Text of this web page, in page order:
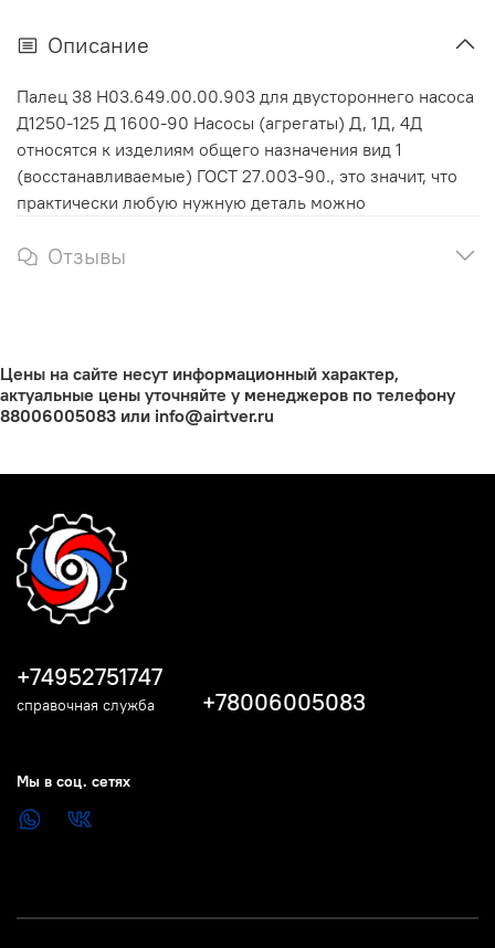
Описание
Палец 38 Н03.649.00.00.903 для двустороннего насоса
Д1250-125 Д 1600-90 Насосы (агрегаты) Д, 1Д, 4Д
относятся к изделиям общего назначения вид 1
(восстанавливаемые) ГОСТ 27.003-90., это значит, что
практически любую нужную деталь можно
Отзывы
Цены на сайте несут информационный характер,
актуальные цены уточняйте у менеджеров по телефону
88006005083 или info@airtver.ru
+74952751747
справочная служба +78006005083
Мы в соц. сетях